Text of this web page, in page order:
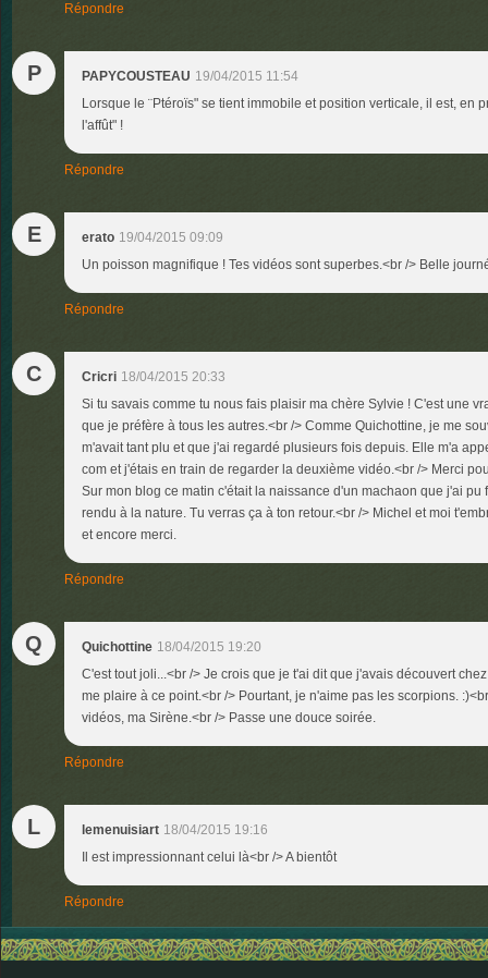
Répondre
P PAPYCOUSTEAU 19/04/2015 11:54
Lorsque le ¨Ptéroïs" se tient immobile et position verticale, il est, en
l'affût" !
Répondre
E erato 19/04/2015 09:09
Un poisson magnifique ! Tes vidéos sont superbes.<br /> Belle
Répondre
C Cricri 18/04/2015 20:33
Si tu savais comme tu nous fais plaisir ma chère Sylvie ! C'est une
que je préfère à tous les autres.<br /> Comme Quichottine, je me
m'avait tant plu et que j'ai regardé plusieurs fois depuis. Elle m'a
com et j'étais en train de regarder la deuxième vidéo.<br /> Merci
Sur mon blog ce matin c'était la naissance d'un machaon que j'ai pu
rendu à la nature. Tu verras ça à ton retour.<br /> Michel et moi
et encore merci.
Répondre
Q Quichottine 18/04/2015 19:20
C'est tout joli...<br /> Je crois que je t'ai dit que j'avais découvert
me plaire à ce point.<br /> Pourtant, je n'aime pas les scorpions.
vidéos, ma Sirène.<br /> Passe une douce soirée.
Répondre
L lemenuisiart 18/04/2015 19:16
Il est impressionnant celui là<br /> A bientôt
Répondre